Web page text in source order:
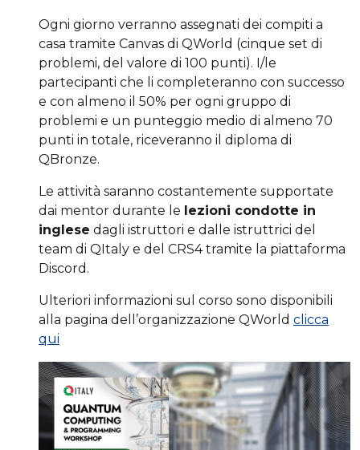
Ogni giorno verranno assegnati dei compiti a
casa tramite Canvas di QWorld (cinque set di
problemi, del valore di 100 punti). I/le
partecipanti che li completeranno con successo
e con almeno il 50% per ogni gruppo di
problemi e un punteggio medio di almeno 70
punti in totale, riceveranno il diploma di
QBronze.
Le attività saranno costantemente supportate
dai mentor durante le lezioni condotte in
inglese dagli istruttori e dalle istruttrici del
team di QItaly e del CRS4 tramite la piattaforma
Discord.
Ulteriori informazioni sul corso sono disponibili
alla pagina dell’organizzazione QWorld clicca
qui